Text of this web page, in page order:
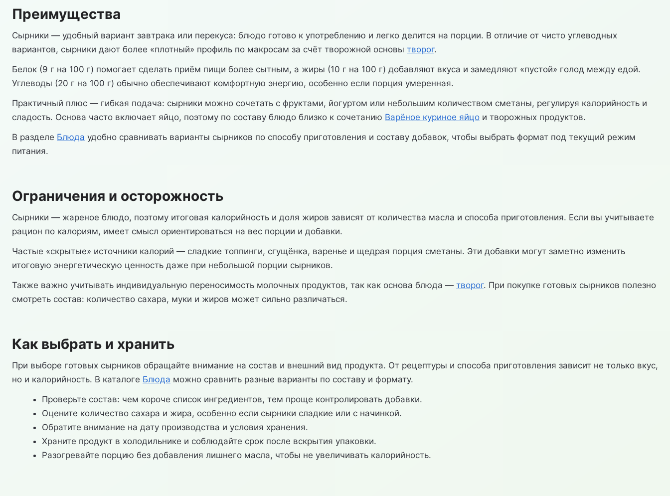
Преимущества
Сырники — удобный вариант завтрака или перекуса: блюдо готово к употреблению и легко делится на порции. В отличие от чисто углеводных
вариантов, сырники дают более «плотный» профиль по макросам за счёт творожной основы творог.
Белок (9 г на 100 г) помогает сделать приём пищи более сытным, а жиры (10 г на 100 г) добавляют вкуса и замедляют «пустой» голод между едой.
Углеводы (20 г на 100 г) обычно обеспечивают комфортную энергию, особенно если порция умеренная.
Практичный плюс — гибкая подача: сырники можно сочетать с фруктами, йогуртом или небольшим количеством сметаны, регулируя калорийность и
сладость. Основа часто включает яйцо, поэтому по составу блюдо близко к сочетанию Варёное куриное яйцо и творожных продуктов.
В разделе Блюда удобно сравнивать варианты сырников по способу приготовления и составу добавок, чтобы выбрать формат под текущий режим
питания.
Ограничения и осторожность
Сырники — жареное блюдо, поэтому итоговая калорийность и доля жиров зависят от количества масла и способа приготовления. Если вы учитываете
рацион по калориям, имеет смысл ориентироваться на вес порции и добавки.
Частые «скрытые» источники калорий — сладкие топпинги, сгущёнка, варенье и щедрая порция сметаны. Эти добавки могут заметно изменить
итоговую энергетическую ценность даже при небольшой порции сырников.
Также важно учитывать индивидуальную переносимость молочных продуктов, так как основа блюда — творог. При покупке готовых сырников полезно
смотреть состав: количество сахара, муки и жиров может сильно различаться.
Как выбрать и хранить
При выборе готовых сырников обращайте внимание на состав и внешний вид продукта. От рецептуры и способа приготовления зависит не только вкус,
но и калорийность. В каталоге Блюда можно сравнить разные варианты по составу и формату.
Проверьте состав: чем короче список ингредиентов, тем проще контролировать добавки.
Оцените количество сахара и жира, особенно если сырники сладкие или с начинкой.
Обратите внимание на дату производства и условия хранения.
Храните продукт в холодильнике и соблюдайте срок после вскрытия упаковки.
Разогревайте порцию без добавления лишнего масла, чтобы не увеличивать калорийность.